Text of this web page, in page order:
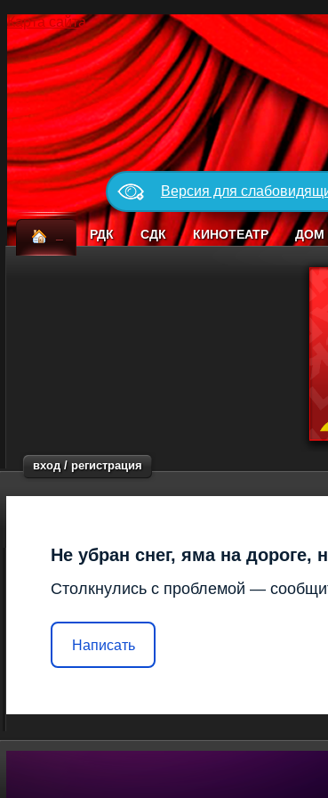
Карта сайта
Версия для
РДК СДК КИНОТЕАТР ДОМ
вход / регистрация
Не убран снег, яма на дороге,
Столкнулись с проблемой —
Написать